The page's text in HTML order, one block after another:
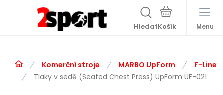
Hledat Menu
Komerční stroje MARBO UpForm
F-Line
Tlaky v sedě (Seated Chest Press) UpForm UF-021